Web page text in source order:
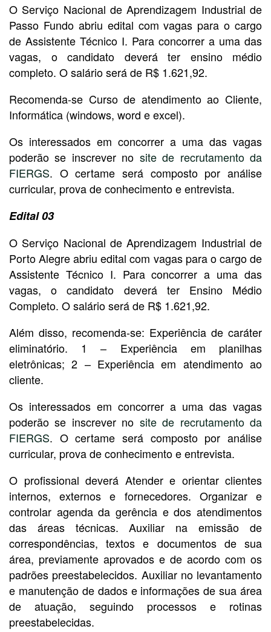
O Serviço Nacional de Aprendizagem Industrial de
Passo Fundo abriu edital com vagas para o cargo
de Assistente Técnico I. Para concorrer a uma das
vagas, o candidato deverá ter ensino médio
completo. O salário será de R$ 1.621,92.
Recomenda-se Curso de atendimento ao Cliente,
Informática (windows, word e excel).
Os interessados em concorrer a uma das vagas
poderão se inscrever no site de recrutamento da
FIERGS. O certame será composto por análise
curricular, prova de conhecimento e entrevista.
Edital 03
O Serviço Nacional de Aprendizagem Industrial de
Porto Alegre abriu edital com vagas para o cargo de
Assistente Técnico I. Para concorrer a uma das
vagas, o candidato deverá ter Ensino Médio
Completo. O salário será de R$ 1.621,92.
Além disso, recomenda-se: Experiência de caráter
eliminatório. 1 – Experiência em planilhas
eletrônicas; 2 – Experiência em atendimento ao
cliente.
Os interessados em concorrer a uma das vagas
poderão se inscrever no site de recrutamento da
FIERGS. O certame será composto por análise
curricular, prova de conhecimento e entrevista.
O profissional deverá Atender e orientar clientes
internos, externos e fornecedores. Organizar e
controlar agenda da gerência e dos atendimentos
das áreas técnicas. Auxiliar na emissão de
correspondências, textos e documentos de sua
área, previamente aprovados e de acordo com os
padrões preestabelecidos. Auxiliar no levantamento
e manutenção de dados e informações de sua área
de atuação, seguindo processos e rotinas
preestabelecidas.